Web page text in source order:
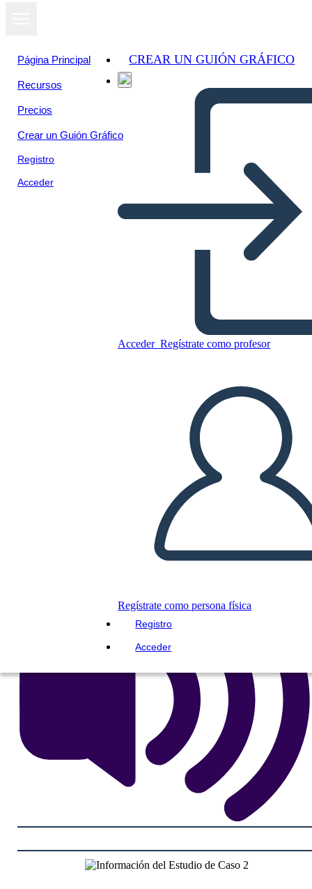
Página Principal
Recursos
Precios
Crear un Guión Gráfico
Registro
Acceder
CREAR UN GUIÓN GRÁFICO
Acceder Regístrate como profesor
Regístrate como persona física
Registro
Acceder
Información del Estudio de
Copie este guión gráfico
CREAR UN GUIÓN GRÁFICO
JUEGO DE DIAPOSITIVAS